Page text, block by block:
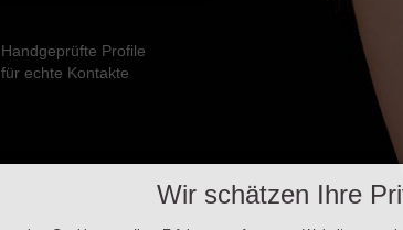
Handgeprüfte Profile
für echte Kontakte
Wir schätzen Ihre